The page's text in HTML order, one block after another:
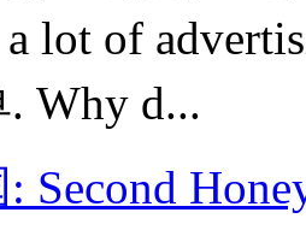
a lot of
Why d...
Second